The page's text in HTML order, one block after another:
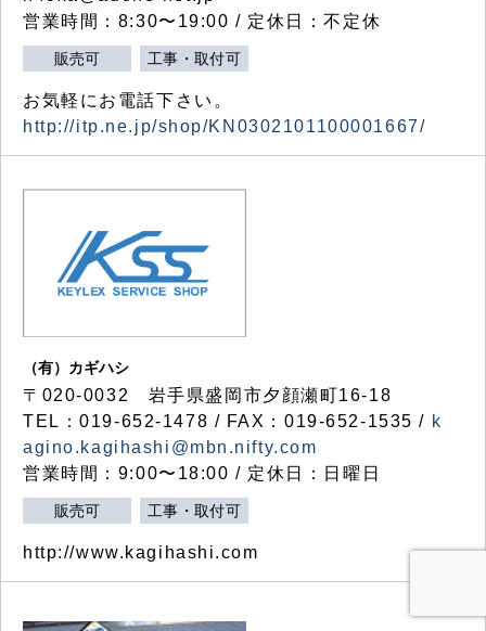
営業時間：8:30〜19:00 / 定休日：不定休
販売可 工事・取付可
お気軽にお電話下さい。
http://itp.ne.jp/shop/KN0302101100001667/
（有）カギハシ
〒020-0032 岩手県盛岡市夕顔瀬町16-18
TEL：019-652-1478 / FAX：019-652-1535 / k
agino.kagihashi@mbn.nifty.com
営業時間：9:00〜18:00 / 定休日：日曜日
販売可 工事・取付可
http://www.kagihashi.com